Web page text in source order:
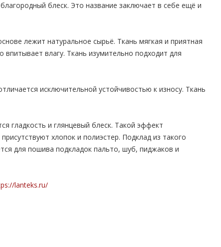
блеск. Это название заключает в себе ещё и
лежит натуральное сырьё. Ткань мягкая и приятная
влагу. Ткань изумительно подходит для
исключительной устойчивостью к износу. Ткань
гладкость и глянцевый блеск. Такой эффект
хлопок и полиэстер. Подклад из такого
для пошива подкладок пальто, шуб, пиджаков и
lanteks.ru/